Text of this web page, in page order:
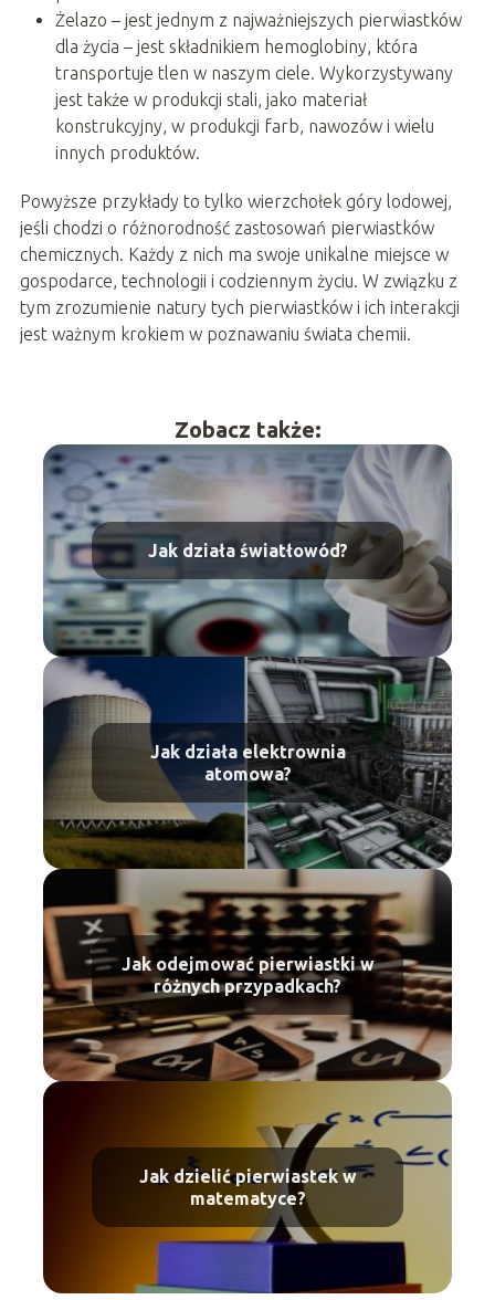
Żelazo – jest jednym z najważniejszych pierwiastków
dla życia – jest składnikiem hemoglobiny, która
transportuje tlen w naszym ciele. Wykorzystywany
jest także w produkcji stali, jako materiał
konstrukcyjny, w produkcji farb, nawozów i wielu
innych produktów.
Powyższe przykłady to tylko wierzchołek góry lodowej,
jeśli chodzi o różnorodność zastosowań pierwiastków
chemicznych. Każdy z nich ma swoje unikalne miejsce w
gospodarce, technologii i codziennym życiu. W związku z
tym zrozumienie natury tych pierwiastków i ich interakcji
jest ważnym krokiem w poznawaniu świata chemii.
Zobacz także:
Jak działa światłowód?
Jak działa elektrownia
atomowa?
Jak odejmować pierwiastki w
różnych przypadkach?
Jak dzielić pierwiastek w
matematyce?